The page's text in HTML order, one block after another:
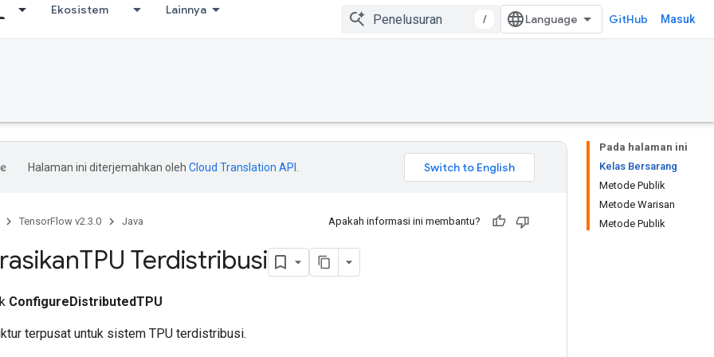
Ekosistem Lainnya
/ GitHub Masuk
Pada halaman ini
Kelas Bersarang
Metode Publik
Metode Warisan
Metode Publik
Halaman ini diterjemahkan oleh Cloud Translation API
TensorFlow v2.3.0 Java Apakah informasi ini membantu?
TPU Terdistribusi
ConfigureDistributedTPU
terpusat untuk sistem TPU terdistribusi.